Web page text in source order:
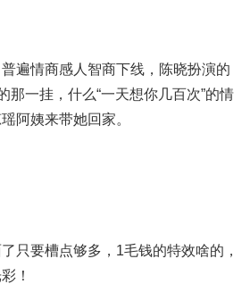
遍情商感人智商下线，陈晓扮演的
那一挂，什么“一天想你几百次”的情
阿姨来带她回家。
只要槽点够多，1毛钱的特效啥的，
！